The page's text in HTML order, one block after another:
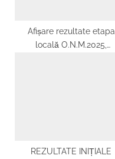
Afișare rezultate etapa
locală O.N.M.2025,
REZULTATE INIȚIALE